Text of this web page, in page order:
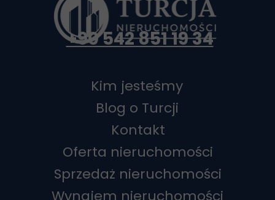
+90 542 851 19 34
Kontakt
Blog o Turcji
Kim jesteśmy
Wynajem nieruchomości
Sprzedaż nieruchomości
Oferta nieruchomości